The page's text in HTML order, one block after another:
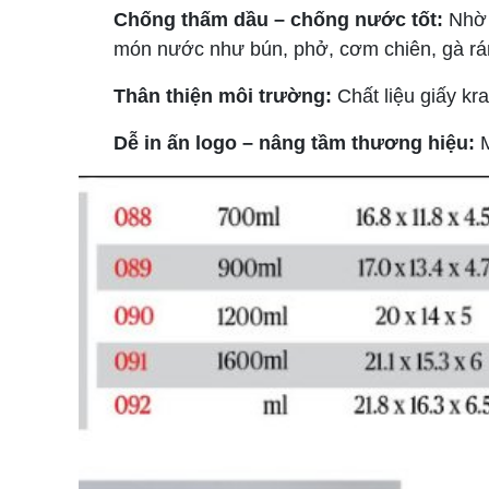
Chống thấm dầu – chống nước tốt:
món nước như bún, phở, cơm chiên, gà
Thân thiện môi trường: Chất liệu giấy
Dễ in ấn logo – nâng tầm thương hiệu: